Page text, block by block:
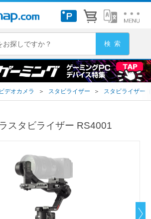
デオカメラ ＞ スタビライザー ＞ スタビライザー
スタビライザー RS4001